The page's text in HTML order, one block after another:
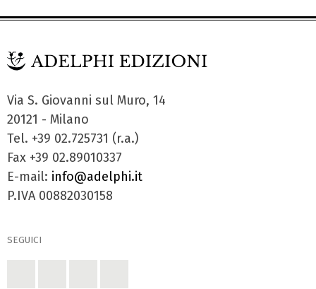
Via S. Giovanni sul Muro, 14
20121 - Milano
Tel. +39 02.725731 (r.a.)
Fax +39 02.89010337
E-mail: info@adelphi.it
P.IVA 00882030158
SEGUICI